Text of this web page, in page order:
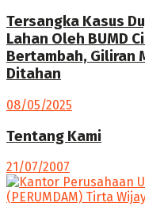
Tersangka Kasus
Lahan Oleh BUMD
Bertambah, Giliran
Ditahan
08/05/2025
Tentang Kami
21/07/2007